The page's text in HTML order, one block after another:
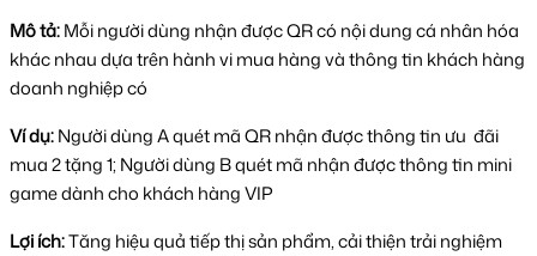
Mô tả:Mỗi người dùng nhận được QR có nội dung cá nhân hóa
khác nhau dựa trên hành vi mua hàng và thông tin khách hàng
doanh nghiệp có
Ví dụ:Người dùng A quét mã QR nhận được thông tin ưu đãi
mua 2 tặng 1; Người dùng B quét mã nhận được thông tin mini
game dành cho khách hàng VIP
Lợi ích:Tăng hiệu quả tiếp thị sản phẩm, cải thiện trải nghiệm